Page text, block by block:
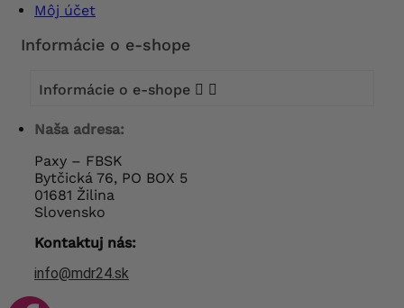
Môj účet
Informácie o e-shope
Informácie o e-shope  
Naša adresa:
Paxy – FBSK
Bytčická 76, PO BOX 5
01681 Žilina
Slovensko
Kontaktuj nás:
info@mdr24.sk